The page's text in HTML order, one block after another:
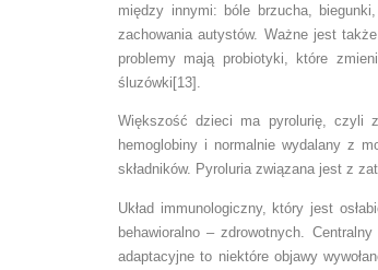
między innymi: bóle brzucha,
zachowania autystów. Ważne jest
problemy mają probiotyki, które
śluzówki[13].
Większość dzieci ma pyrolurię, czyli
hemoglobiny i normalnie wydalany z
składników. Pyroluria związana jest z
Układ immunologiczny, który jest
behawioralno – zdrowotnych.
adaptacyjne to niektóre objawy